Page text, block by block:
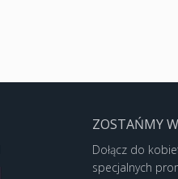
ZOSTAŃMY
Dołącz do
specjalnych